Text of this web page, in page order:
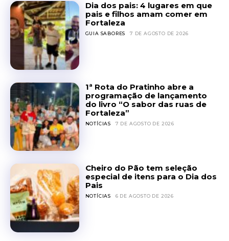
Dia dos pais: 4 lugares em que
pais e filhos amam comer em
Fortaleza
GUIA SABORES 7 DE AGOSTO DE 2026
1ª Rota do Pratinho abre a
programação de lançamento
do livro “O sabor das ruas de
Fortaleza”
NOTÍCIAS 7 DE AGOSTO DE 2026
Cheiro do Pão tem seleção
especial de itens para o Dia dos
Pais
NOTÍCIAS 6 DE AGOSTO DE 2026